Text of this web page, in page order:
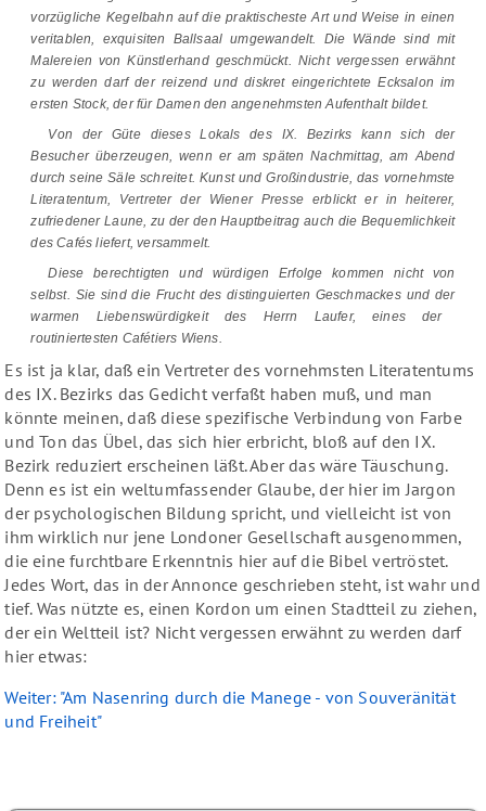
vorzügliche Kegelbahn auf die praktischeste Art und Weise in einen
veritablen, exquisiten Ballsaal umgewandelt. Die Wände sind mit
Malereien von Künstlerhand geschmückt. Nicht vergessen erwähnt
zu werden darfder reizend und diskret eingerichtete Ecksalon im
ersten Stock, der für Damen den angenehmsten Aufenthalt bildet.
Von der Güte dieses Lokals des IX. Bezirks kann sich der
Besucher überzeugen, wenn eram späten Nachmittag, am Abend
durch seine Säle schreitet. Kunst und Großindustrie, das vornehmste
Literatentum, Vertreter der Wiener Presse erblickt er in heiterer,
zufriedener Laune , zu der den Hauptbeitrag auch die Bequemlichkeit
des Cafés liefert,versammelt.
Diese berechtigten undwürdigen Erfolge kommen nicht von
selbst. Sie sind die Frucht des distinguierten Geschmackesund der
warmen Liebenswürdigkeitdes Herrn Laufer,eines der
routiniertesten Cafétiers Wiens
Es ist ja klar, daß ein Vertreter des vornehmsten Literatentums
des IX. Bezirks das Gedicht verfaßt haben muß, und man
könnte meinen, daß diese spezifische Verbindung von Farbe
und Ton das Übel, das sich hier erbricht, bloß auf den IX.
Bezirk reduziert erscheinen läßt. Aber das wäre Täuschung.
Denn es ist ein weltumfassender Glaube, der hier im Jargon
der psychologischen Bildung spricht, und vielleicht ist von
ihm wirklich nur jene Londoner Gesellschaft ausgenommen,
die eine furchtbare Erkenntnis hier auf die Bibel vertröstet.
Jedes Wort, das in der Annonce geschrieben steht, ist wahr und
tief. Was nützte es, einen Kordon um einen Stadtteil zu ziehen,
der ein Weltteil ist? Nicht vergessen erwähnt zu werden darf
hier etwas:
Weiter: "Am Nasenring durch die Manege - von Souveränität
und Freiheit"